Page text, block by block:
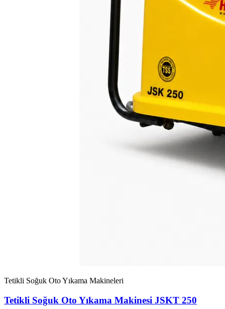
Tetikli Soğuk Oto Yıkama Makineleri
Tetikli Soğuk Oto Yıkama Makinesi JSKT 250